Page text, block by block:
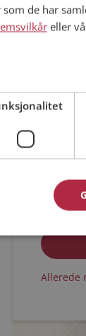
Jeg er en:
Jeg
Jeg
Allerede
de har
eller